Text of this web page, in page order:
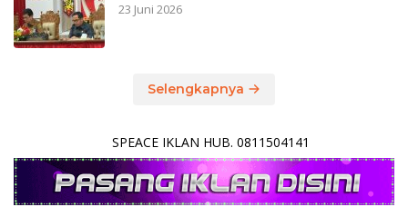
23 Juni 2026
Selengkapnya
SPEACE IKLAN HUB. 0811504141